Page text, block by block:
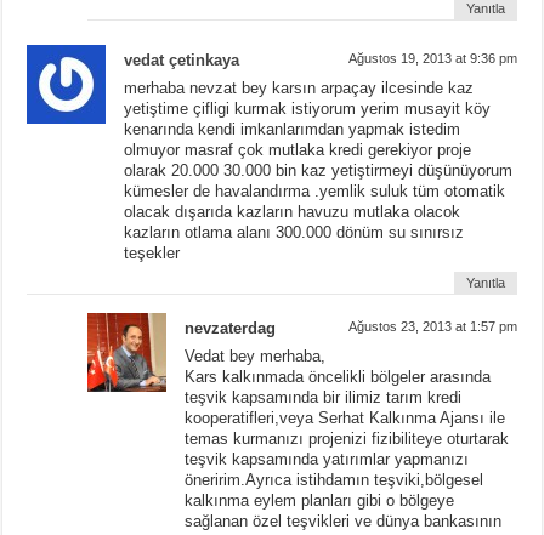
Yanıtla
vedat çetinkaya Ağustos 19, 2013 at 9:36 pm
merhaba nevzat bey karsın arpaçay ilcesinde kaz
yetiştime çifligi kurmak istiyorum yerim musayit köy
kenarında kendi imkanlarımdan yapmak istedim
olmuyor masraf çok mutlaka kredi gerekiyor proje
olarak 20.000 30.000 bin kaz yetiştirmeyi düşünüyorum
kümesler de havalandırma .yemlik suluk tüm otomatik
olacak dışarıda kazların havuzu mutlaka olacok
kazların otlama alanı 300.000 dönüm su sınırsız
teşekler
Yanıtla
nevzaterdag Ağustos 23, 2013 at 1:57 pm
Vedat bey merhaba,
Kars kalkınmada öncelikli bölgeler arasında
teşvik kapsamında bir ilimiz tarım kredi
kooperatifleri,veya Serhat Kalkınma Ajansı ile
temas kurmanızı projenizi fizibiliteye oturtarak
teşvik kapsamında yatırımlar yapmanızı
öneririm.Ayrıca istihdamın teşviki,bölgesel
kalkınma eylem planları gibi o bölgeye
sağlanan özel teşvikleri ve dünya bankasının